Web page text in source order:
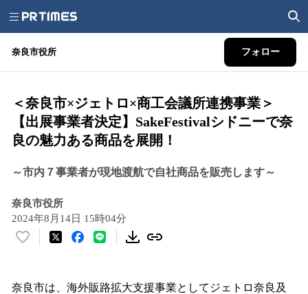
奈良市役所 フォロー
＜奈良市×ジェトロ×商工会議所連携事業＞
【出展事業者決定】SakeFestivalシドニーで奈
良の魅力ある商品を展開！
～市内７事業者が現地渡航で自社商品を販売します～
奈良市役所
2024年8月14日 15時04分
い
！
奈良市は、海外販路拡大支援事業としてジェトロ奈良及